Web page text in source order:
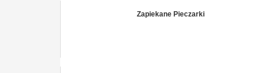
Zapiekane Pieczarki